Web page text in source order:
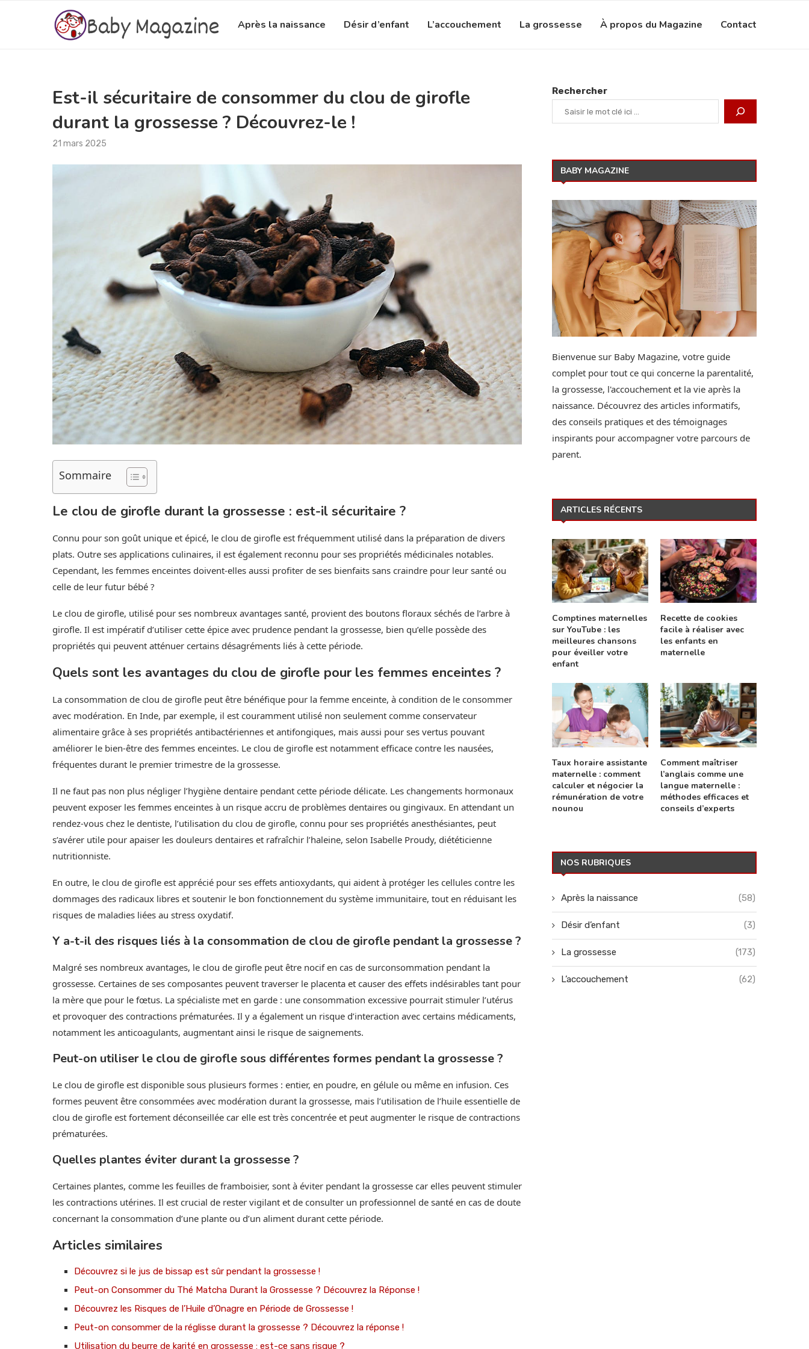
Après la naissance Désir d’enfant L’accouchement La grossesse À propos du Magazine Contact
Est-il sécuritaire de consommer du clou de girofle
durant la grossesse ? Découvrez-le !
21 mars 2025
Sommaire
Le clou de girofle durant la grossesse : est-il sécuritaire ?
Connu pour son goût unique et épicé, le clou de girofle est fréquemment utilisé dans la préparation de divers
plats. Outre ses applications culinaires, il est également reconnu pour ses propriétés médicinales notables.
Cependant, les femmes enceintes doivent-elles aussi profiter de ses bienfaits sans craindre pour leur santé ou
celle de leur futur bébé ?
Le clou de girofle, utilisé pour ses nombreux avantages santé, provient des boutons floraux séchés de l’arbre à
girofle. Il est impératif d’utiliser cette épice avec prudence pendant la grossesse, bien qu’elle possède des
propriétés qui peuvent atténuer certains désagréments liés à cette période.
Quels sont les avantages du clou de girofle pour les femmes enceintes ?
La consommation de clou de girofle peut être bénéfique pour la femme enceinte, à condition de le consommer
avec modération. En Inde, par exemple, il est couramment utilisé non seulement comme conservateur
alimentaire grâce à ses propriétés antibactériennes et antifongiques, mais aussi pour ses vertus pouvant
améliorer le bien-être des femmes enceintes. Le clou de girofle est notamment efficace contre les nausées,
fréquentes durant le premier trimestre de la grossesse.
Il ne faut pas non plus négliger l’hygiène dentaire pendant cette période délicate. Les changements hormonaux
peuvent exposer les femmes enceintes à un risque accru de problèmes dentaires ou gingivaux. En attendant un
rendez-vous chez le dentiste, l’utilisation du clou de girofle, connu pour ses propriétés anesthésiantes, peut
s’avérer utile pour apaiser les douleurs dentaires et rafraîchir l’haleine, selon Isabelle Proudy, diététicienne
nutritionniste.
En outre, le clou de girofle est apprécié pour ses effets antioxydants, qui aident à protéger les cellules contre les
dommages des radicaux libres et soutenir le bon fonctionnement du système immunitaire, tout en réduisant les
risques de maladies liées au stress oxydatif.
Y a-t-il des risques liés à la consommation de clou de girofle pendant la grossesse ?
Malgré ses nombreux avantages, le clou de girofle peut être nocif en cas de surconsommation pendant la
grossesse. Certaines de ses composantes peuvent traverser le placenta et causer des effets indésirables tant pour
la mère que pour le fœtus. La spécialiste met en garde : une consommation excessive pourrait stimuler l’utérus
et provoquer des contractions prématurées. Il y a également un risque d’interaction avec certains médicaments,
notamment les anticoagulants, augmentant ainsi le risque de saignements.
Peut-on utiliser le clou de girofle sous différentes formes pendant la grossesse ?
Le clou de girofle est disponible sous plusieurs formes : entier, en poudre, en gélule ou même en infusion. Ces
formes peuvent être consommées avec modération durant la grossesse, mais l’utilisation de l’huile essentielle de
clou de girofle est fortement déconseillée car elle est très concentrée et peut augmenter le risque de contractions
prématurées.
Quelles plantes éviter durant la grossesse ?
Certaines plantes, comme les feuilles de framboisier, sont à éviter pendant la grossesse car elles peuvent stimuler
les contractions utérines. Il est crucial de rester vigilant et de consulter un professionnel de santé en cas de doute
concernant la consommation d’une plante ou d’un aliment durant cette période.
Articles similaires
Découvrez si le jus de bissap est sûr pendant la grossesse !
Peut-on Consommer du Thé Matcha Durant la Grossesse ? Découvrez la Réponse !
Découvrez les Risques de l’Huile d’Onagre en Période de Grossesse !
Peut-on consommer de la réglisse durant la grossesse ? Découvrez la réponse !
Utilisation du beurre de karité en grossesse : est-ce sans risque ?
Rechercher
BABY MAGAZINE
Bienvenue sur Baby Magazine, votre guide
complet pour tout ce qui concerne la parentalité,
la grossesse, l'accouchement et la vie après la
naissance. Découvrez des articles informatifs,
des conseils pratiques et des témoignages
inspirants pour accompagner votre parcours de
parent.
ARTICLES RÉCENTS
Comptines maternelles
sur YouTube : les
meilleures chansons
pour éveiller votre
enfant
Recette de cookies
facile à réaliser avec
les enfants en
maternelle
Taux horaire assistante
maternelle : comment
calculer et négocier la
rémunération de votre
nounou
Comment maîtriser
l’anglais comme une
langue maternelle :
méthodes efficaces et
conseils d’experts
NOS RUBRIQUES
Après la naissance (58)
Désir d’enfant (3)
La grossesse (173)
L’accouchement (62)